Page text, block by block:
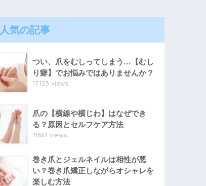
人気の記事
つい、爪をむしってしまう…【むし
り癖】でお悩みではありませんか？
17153 views
爪の【横線や横じわ】はなぜでき
る？原因とセルフケア方法
11681 views
巻き爪とジェルネイルは相性が悪
い？巻き爪矯正しながらオシャレを
楽しむ方法